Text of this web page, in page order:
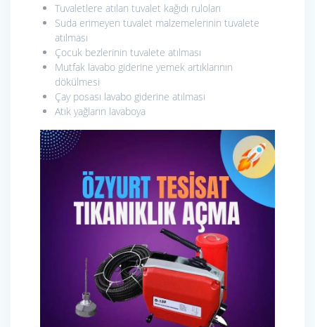
Tuvaletlere atılan tuvalet kağıdı ruloları
Suda erimeyen tuvalet malzemelerinin tuvalete
atılması
Çocuk bezlerinin tuvalete atılması
Mutfak lavabo giderine yemek artıklarının
dökülmesi
Çay posası lavabo giderine atılması
Atık yağların lavaboya